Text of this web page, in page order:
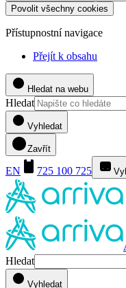
Povolit všechny cookies
Přístupnostní navigace
Přejít k obsahu
Hledat na webu
Hledat
Vyhledat
Zavřít
EN 725 100 725
Hledat
Vyhledat